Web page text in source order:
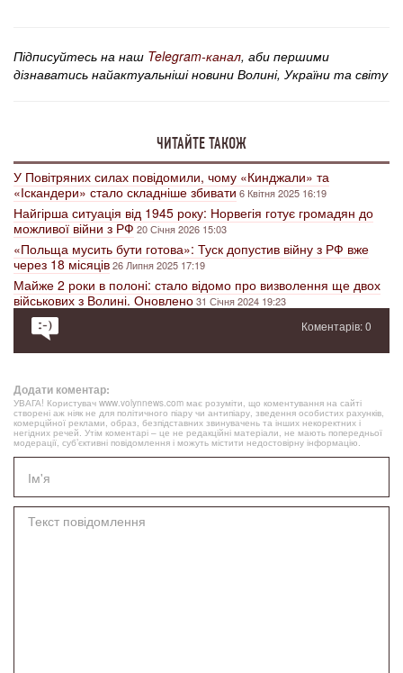
Підписуйтесь на наш Telegram-канал, аби першими
дізнаватись найактуальніші новини Волині, України та світу
ЧИТАЙТЕ ТАКОЖ
У Повітряних силах повідомили, чому «Кинджали» та
«Іскандери» стало складніше збивати6 Квітня 2025 16:19
Найгірша ситуація від 1945 року: Норвегія готує громадян до
можливої війни з РФ20 Січня 2026 15:03
«Польща мусить бути готова»: Туск допустив війну з РФ вже
через 18 місяців26 Липня 2025 17:19
Майже 2 роки в полоні: стало відомо про визволення ще двох
військових з Волині. Оновлено31 Січня 2024 19:23
Коментарів: 0
Додати коментар:
УВАГА! Користувач www.volynnews.com має розуміти, що коментування на сайті
створені аж ніяк не для політичного піару чи антипіару, зведення особистих рахунків,
комерційної реклами, образ, безпідставних звинувачень та інших некоректних і
негідних речей. Утім коментарі – це не редакційні матеріали, не мають попередньої
модерації, суб’єктивні повідомлення і можуть містити недостовірну інформацію.